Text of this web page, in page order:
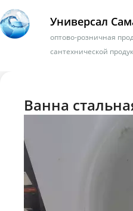
Универсал
оптово-розничная
сантехнической
Ванна